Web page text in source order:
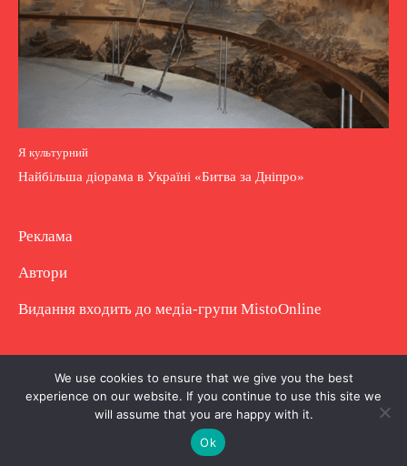
Я культурний
Найбільша діорама в Україні «Битва за Дніпро»
Реклама
Автори
Видання входить до медіа-групи MistoOnline
Copyright © Повне використання матеріалу
заборонено. Частково можна з гіперпосиланням.
We use cookies to ensure that we give you the best
experience on our website. If you continue to use this site we
will assume that you are happy with it.
Ok